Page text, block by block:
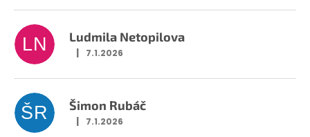
LN Ludmila Netopilova
Hodnocení obchodu je 5 z 5 hvězdiček.
| 7.1.2026
ŠR Šimon Rubáč
Hodnocení obchodu je 5 z 5 hvězdiček.
| 7.1.2026